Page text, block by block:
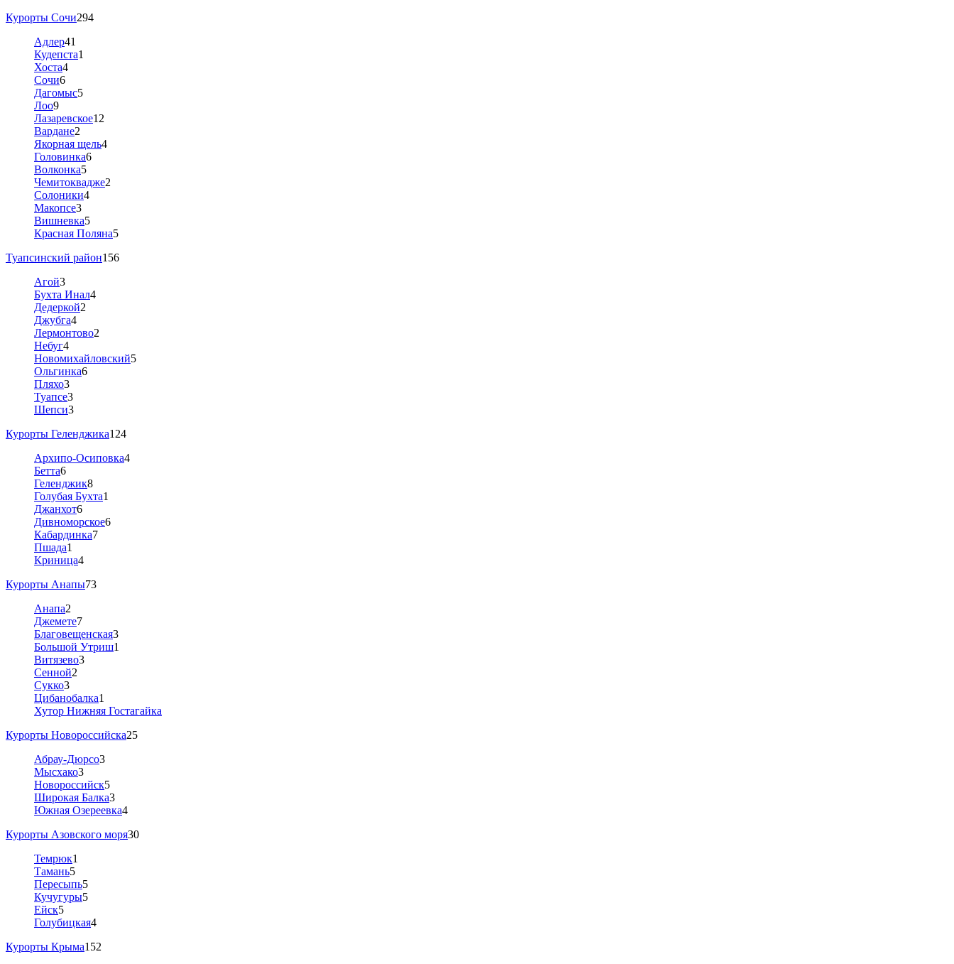
Курорты Сочи294
Адлер41
Кудепста1
Хоста4
Сочи6
Дагомыс5
Лоо9
Лазаревское12
Вардане2
Якорная щель4
Головинка6
Волконка5
Чемитоквадже2
Солоники4
Макопсе3
Вишневка5
Красная Поляна5
Туапсинский район156
Агой3
Бухта Инал4
Дедеркой2
Джубга4
Лермонтово2
Небуг4
Новомихайловский5
Ольгинка6
Пляхо3
Туапсе3
Шепси3
Курорты Геленджика124
Архипо-Осиповка4
Бетта6
Геленджик8
Голубая Бухта1
Джанхот6
Дивноморское6
Кабардинка7
Пшада1
Криница4
Курорты Анапы73
Анапа2
Джемете7
Благовещенская3
Большой Утриш1
Витязево3
Сенной2
Сукко3
Цибанобалка1
Хутор Нижняя Гостагайка
Курорты Новороссийска25
Абрау-Дюрсо3
Мысхако3
Новороссийск5
Широкая Балка3
Южная Озереевка4
Курорты Азовского моря30
Темрюк1
Тамань5
Пересыпь5
Кучугуры5
Ейск5
Голубицкая4
Курорты Крыма152